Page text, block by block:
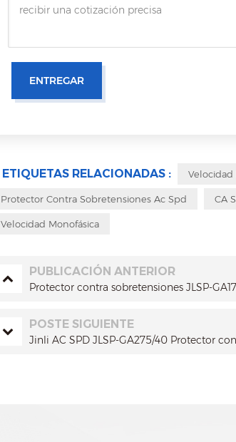
ETIQUETAS RELACIONADAS : Velocidad
Protector Contra Sobretensiones Ac Spd CA
Velocidad Monofásica
PUBLICACIÓN ANTERIOR
Protector contra sobretensiones JLSP-
POSTE SIGUIENTE
Jinli AC SPD JLSP-GA275/40 Protector